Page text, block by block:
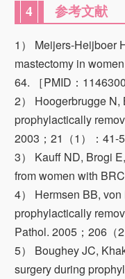
4 参考文献
1） Meijers-Heijboer
mastectomy in
64. ［PMID：
2） Hoogerbrugge N,
prophylactically
2003；21（1）：41-
3） Kauff ND, Brogi
from women with
4） Hermsen BB,
prophylactically
Pathol. 2005；206（
5） Boughey JC,
surgery during